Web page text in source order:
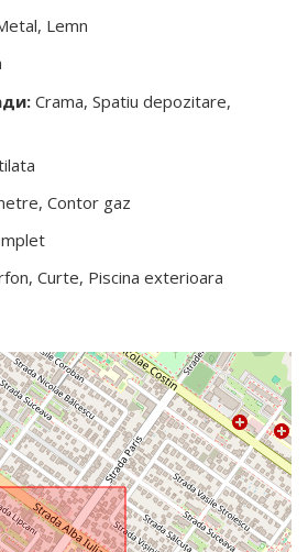
Lemn
Crama, Spatiu depozitare,
Contor gaz
Curte, Piscina exterioara